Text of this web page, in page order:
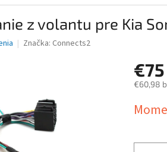
z volantu pre Kia
Značka: Connects2
€75
€60,98
cena: